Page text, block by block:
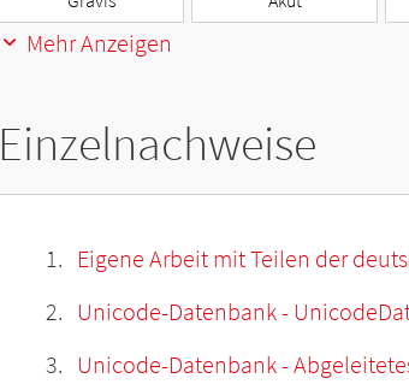
Mehr Anzeigen
Einzelnachweise
Eigene Arbeit mit Teilen der
Unicode-Datenbank -
Unicode-Datenbank -